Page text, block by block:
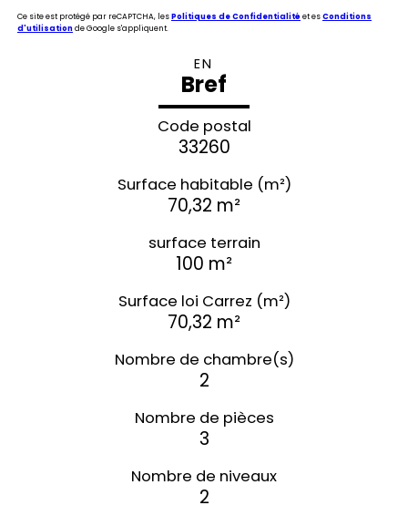
Ce site est protégé par reCAPTCHA, lesPolitiques de Confidentialitéet esConditions
d'utilisationde Google s'appliquent.
EN
Bref
Code postal
33260
Surface habitable (m²)
70,32 m²
surface terrain
100 m²
Surface loi Carrez (m²)
70,32 m²
Nombre de chambre(s)
2
Nombre de pièces
3
Nombre de niveaux
2